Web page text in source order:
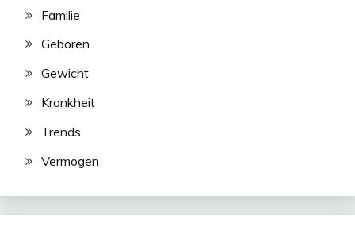
Familie
Geboren
Gewicht
Krankheit
Trends
Vermogen